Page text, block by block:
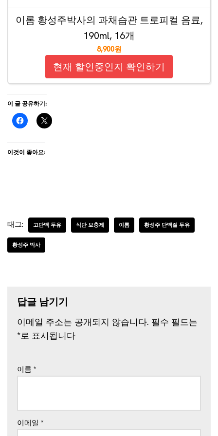
이롬 황성주박사의 과채습관 트로피컬 음료,
190ml, 16개
8,900원
현재 할인중인지 확인하기
이 글 공유하기:
이것이 좋아요:
태그: 고단백 두유 식단 보충제 이롬 황성주 단백질 두유
황성주 박사
답글 남기기
이메일 주소는 공개되지 않습니다. 필수 필드는
*로 표시됩니다
이름 *
이메일 *